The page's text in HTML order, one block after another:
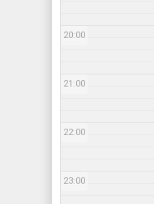
20:00
21:00
22:00
23:00